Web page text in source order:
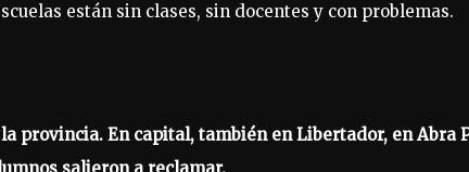
están sin clases, sin docentes y con problemas.
provincia. En capital, también en Libertador, en Abra